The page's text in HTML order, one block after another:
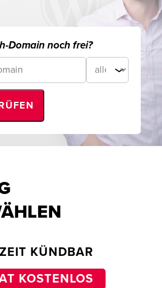
Domain noch frei?
KÜNDBAR
KOSTENLOS